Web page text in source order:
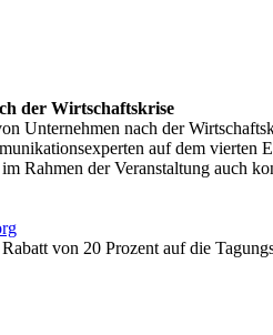
der Wirtschaftskrise
Unternehmen nach der
auf dem
Rahmen der Veranstaltung auch
von 20 Prozent auf die